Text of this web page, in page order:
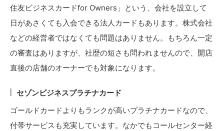
住友ビジネスカードfor Owners」という、会社を設立して
日があさくても入会できる法人カードもあります。株式会社
などの経営者ではなくても問題はありません。もちろん一定
の審査はありますが、社歴の短さも問われませんので、開店
直後の店舗のオーナーでも対象になります。
セゾンビジネスプラチナカード
ゴールドカードよりもランクが高いプラチナカードなので、
付帯サービスも充実しています。なかでもコールセンター経